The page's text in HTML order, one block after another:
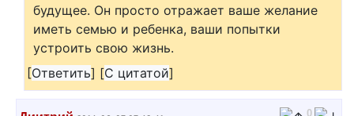
будущее. Он просто отражает ваше желание
иметь семью и ребенка, ваши попытки
устроить свою жизнь.
[Ответить] [С цитатой]
0